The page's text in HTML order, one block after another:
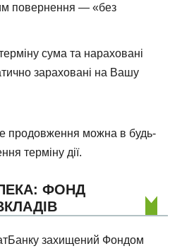
повернення — «без
сума та нараховані
зараховані на Вашу
продовження можна в будь-
терміну дії.
ФОНД
захищений Фондом